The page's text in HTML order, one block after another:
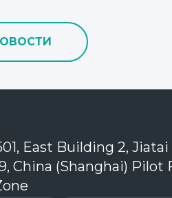
East Building 2, Jiatai
China (Shanghai) Pilot